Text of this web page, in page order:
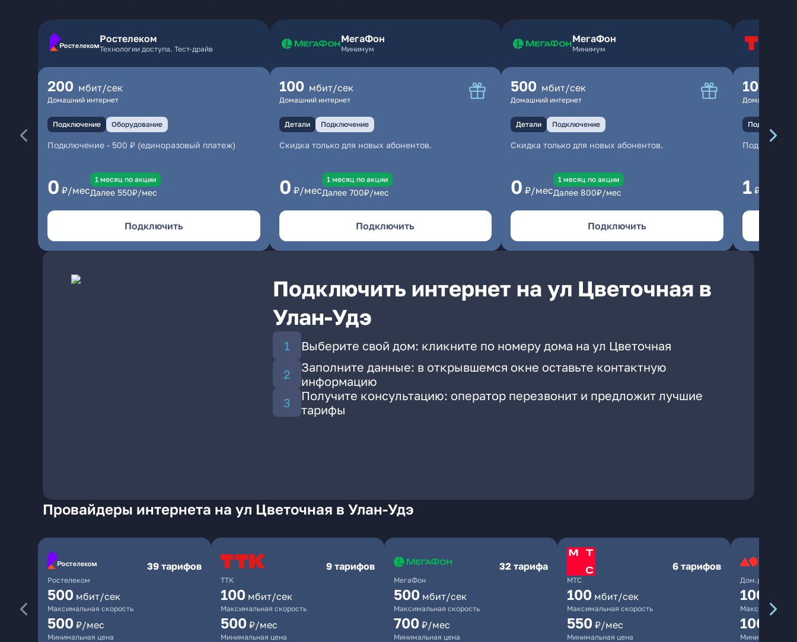
Ростелеком
Технологии доступа. Тест-драйв
200 мбит/сек
Домашний интернет
Подключение Оборудование
Подключение - 500 ₽ (единоразовый платеж)
0 ₽/мес
1 месяц по акции
Далее 550₽/мес
Подключить
МегаФон
Минимум
100 мбит/сек
Домашний интернет
Детали Подключение
Скидка только для новых абонентов.
0 ₽/мес
1 месяц по акции
Далее 700₽/мес
Подключить
МегаФон
Минимум
500 мбит/сек
Домашний интернет
Детали Подключение
Скидка только для новых абонентов.
0 ₽/мес
1 месяц по акции
Далее 800₽/мес
Подключить
100
Домашний
Подключение
1 ₽/мес
Подключить интернет на ул Цветочная в
Улан-Удэ
Выберите свой дом: кликните по номеру дома на ул Цветочная
Заполните данные: в открывшемся окне оставьте контактную
информацию
Получите консультацию: оператор перезвонит и предложит лучшие
тарифы
Провайдеры интернета на ул Цветочная в Улан-Удэ
Ростелеком
39 тарифов
500 мбит/сек
Максимальная скорость
500 ₽/мес
Минимальная цена
ТТК
9 тарифов
100 мбит/сек
Максимальная скорость
500 ₽/мес
Минимальная цена
МегаФон
32 тарифа
500 мбит/сек
Максимальная скорость
700 ₽/мес
Минимальная цена
МТС
6 тарифов
100 мбит/сек
Максимальная скорость
550 ₽/мес
Минимальная цена
Дом.ру
1000
Максимальная
1000
Минимальная